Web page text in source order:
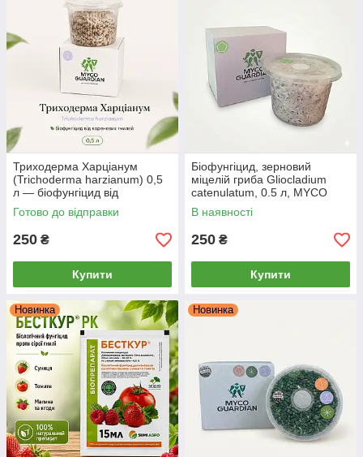
Триходерма Харціанум
(Trichoderma harzianum) 0,5
л — біофунгіцид від
кореневих гнилей, зерновий
міцелій MYCO GUARDIAN
Готово до відправки
250 ₴
Купити
Біофунгіцид, зерновий
міцелій гриба Gliocladium
catenulatum, 0.5 л, MYCO
GUARDIAN
В наявності
250 ₴
Купити
Новинка Новинка